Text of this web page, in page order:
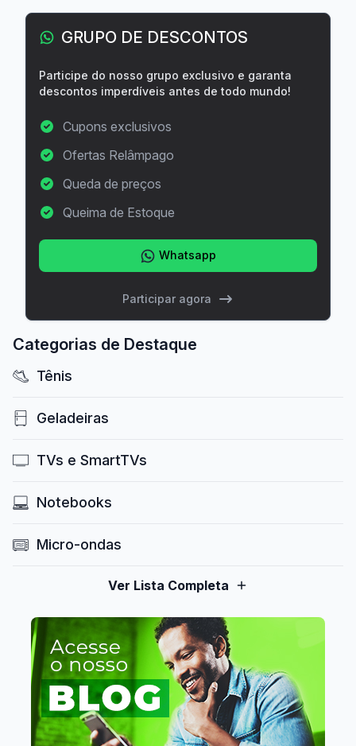
GRUPO DE DESCONTOS
Participe do nosso grupo exclusivo e garanta
descontos imperdíveis antes de todo mundo!
Cupons exclusivos
Ofertas Relâmpago
Queda de preços
Queima de Estoque
Whatsapp
Participar agora
Categorias de Destaque
Tênis
Geladeiras
TVs e SmartTVs
Notebooks
Micro-ondas
Ver Lista Completa